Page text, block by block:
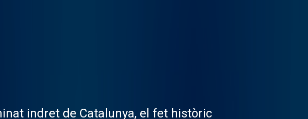
indret de Catalunya, el fet històric